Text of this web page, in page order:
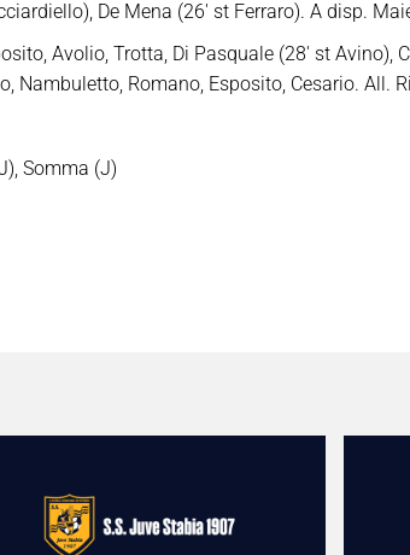
De Mena (26′ st Ferraro). A disp.
Avolio, Trotta, Di Pasquale (28′ st Avino),
Nambuletto, Romano, Esposito, Cesario. All.
Somma (J)